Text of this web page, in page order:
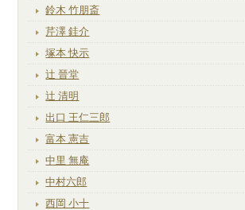
鈴木 竹朋斎
芹澤 銈介
塚本 快示
辻 晉堂
辻 清明
出口 王仁三郎
富本 憲吉
中里 無庵
中村六郎
西岡 小十